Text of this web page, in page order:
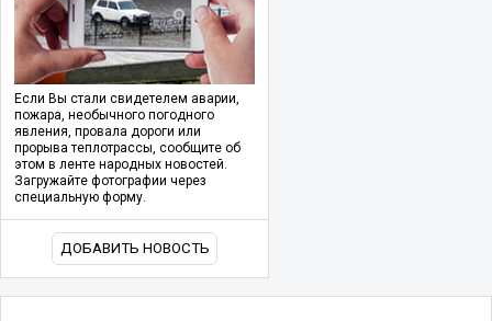
Если Вы стали свидетелем аварии,
пожара, необычного погодного
явления, провала дороги или
прорыва теплотрассы, сообщите об
этом в ленте народных новостей.
Загружайте фотографии через
специальную форму.
ДОБАВИТЬ НОВОСТЬ